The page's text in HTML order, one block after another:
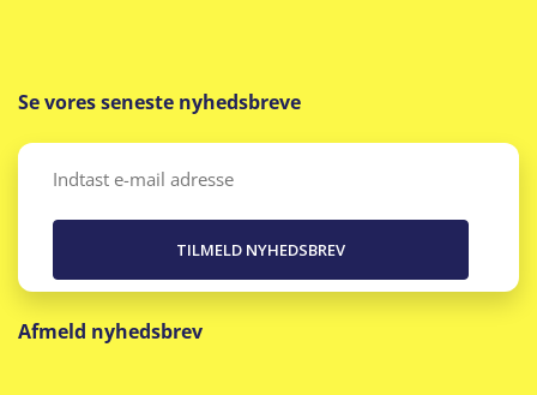
Stofindtræk
Se vores seneste nyhedsbreve
Email
Afmeld nyhedsbrev